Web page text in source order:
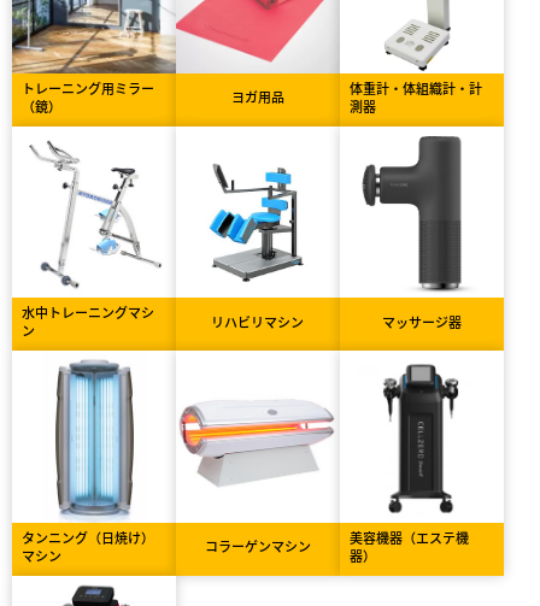
トレーニング用ミラー
（鏡）
ヨガ用品
体重計・体組織計・計
測器
水中トレーニングマシ
ン
リハビリマシン マッサージ器
タンニング（日焼け）
マシン
コラーゲンマシン
美容機器（エステ機
器）